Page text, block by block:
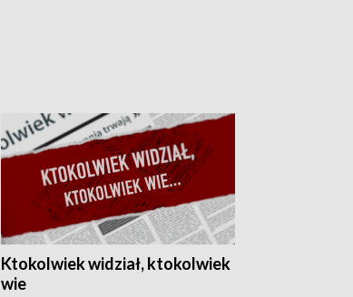
Ktokolwiek widział, ktokolwiek
wie